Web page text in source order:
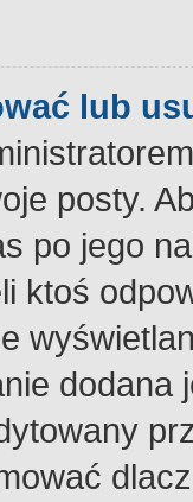
lub
posty.
po jego
ktoś
dodana